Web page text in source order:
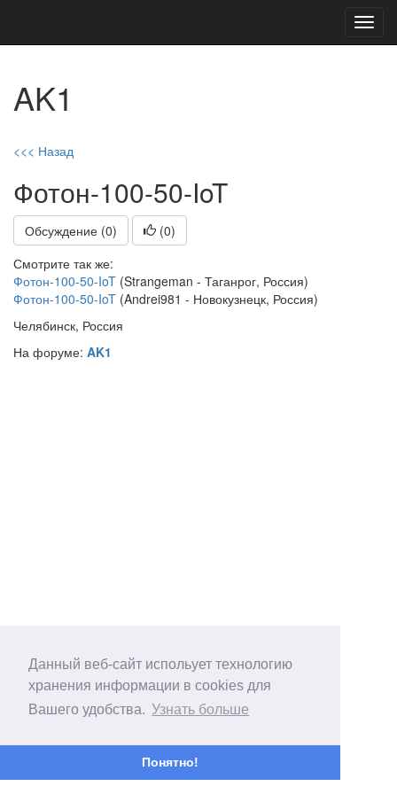
Данный веб-сайт испольует технологию
хранения информации в cookies для
Вашего удобства. Узнать больше
Понятно!
AK1
<<< Назад
Фотон-100-50-IoT
Обсуждение (0) (0)
Смотрите так же:
Фотон-100-50-IoT (Strangeman - Таганрог, Россия)
Фотон-100-50-IoT (Andrei981 - Новокузнецк, Россия)
Челябинск, Россия
На форуме: AK1